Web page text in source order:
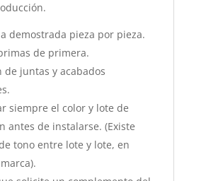
demostrada pieza por pieza.
de primera.
de juntas y acabados
siempre el color y lote de
antes de instalarse. (Existe
tono entre lote y lote, en